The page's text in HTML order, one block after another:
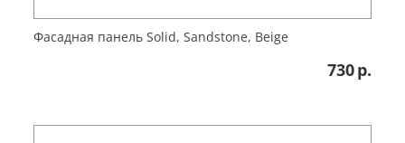
Фасадная панель Solid, Sandstone, Beige
730р.